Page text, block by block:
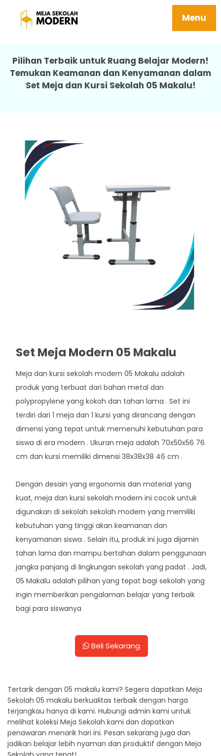
Menu
Meja Sekolah Panjang Kuat Ergonomis 05
Pilihan Terbaik untuk Ruang Belajar Modern!
Temukan Keamanan dan Kenyamanan dalam
Set Meja dan Kursi Sekolah 05 Makalu!
Set Meja Modern 05 Makalu
Meja dan kursi sekolah modern 05 Makalu adalah
produk yang terbuat dari bahan metal dan
polypropylene yang kokoh dan tahan lama . Set ini
terdiri dari 1 meja dan 1 kursi yang dirancang dengan
dimensi yang tepat untuk memenuhi kebutuhan para
siswa di era modern . Ukuran meja adalah 70x50x56 76
cm dan kursi memiliki dimensi 38x38x38 46 cm .
Dengan desain yang ergonomis dan material yang
kuat, meja dan kursi sekolah modern ini cocok untuk
digunakan di sekolah sekolah modern yang memiliki
kebutuhan yang tinggi akan keamanan dan
kenyamanan siswa . Selain itu, produk ini juga dijamin
tahan lama dan mampu bertahan dalam penggunaan
jangka panjang di lingkungan sekolah yang padat . Jadi,
05 Makalu adalah pilihan yang tepat bagi sekolah yang
ingin memberikan pengalaman belajar yang terbaik
bagi para siswanya
Beli Sekarang
Tertarik dengan 05 makalu kami? Segera dapatkan Meja
Sekolah 05 makalu berkualitas terbaik dengan harga
terjangkau hanya di kami. Hubungi admin kami untuk
melihat koleksi Meja Sekolah kami dan dapatkan
penawaran menarik hari ini. Pesan sekarang juga dan
jadikan belajar lebih nyaman dan produktif dengan Meja